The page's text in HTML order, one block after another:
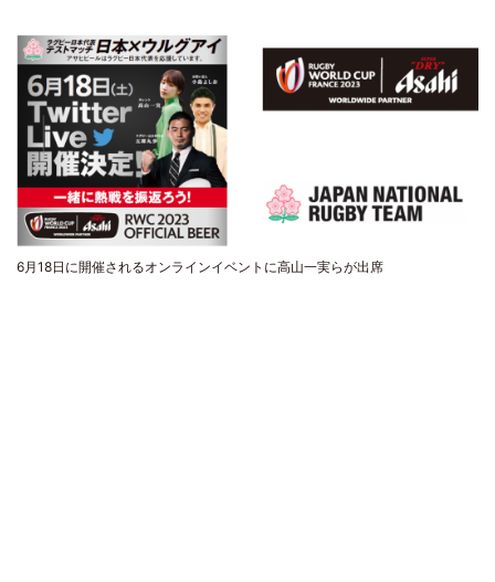
6月18日に開催されるオンラインイベントに高山一実らが出席